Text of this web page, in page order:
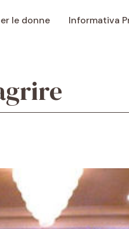
le donne Informativa